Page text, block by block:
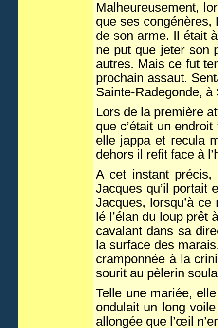
Malheureusement,
que ses
de son arme. Il était
ne put que jeter son
autres. Mais ce fut
prochain assaut.
Sainte-Radegonde,
Lors de la première
que c’était un
elle jappa et recula
dehors il refit face à
A cet instant
Jacques qu’il portait
Jacques, lorsqu’à
lé l’élan du loup prêt
cavalant dans sa
la surface des
cramponnée à la
sourit au pèlerin
Telle une mariée,
ondulait un long
allongée que l’œil